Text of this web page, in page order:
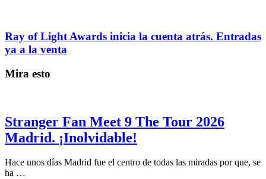
Ray of Light Awards inicia la cuenta atrás. Entradas
ya a la venta
Mira esto
Stranger Fan Meet 9 The Tour 2026
Madrid. ¡Inolvidable!
Hace unos días Madrid fue el centro de todas las miradas por que, se
ha …